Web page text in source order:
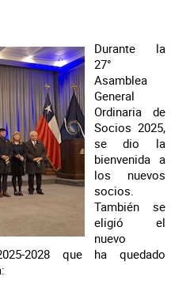
Durante la
27°
Asamblea
General
Ordinaria de
Socios 2025,
se dio la
bienvenida a
los nuevos
socios.
También se
eligió el
nuevo
2028 que ha quedado